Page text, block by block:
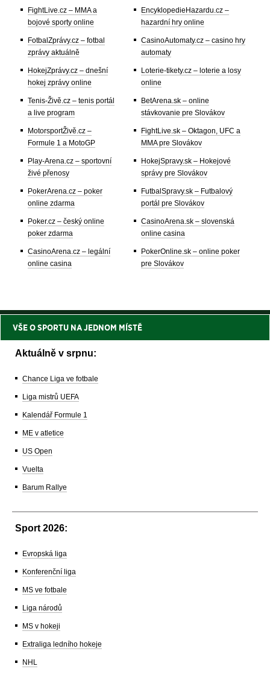
FightLive.cz – MMA a
bojové sporty online
FotbalZprávy.cz – fotbal
zprávy aktuálně
HokejZprávy.cz – dnešní
hokej zprávy online
Tenis-Živě.cz – tenis portál
a live program
MotorsportŽivě.cz –
Formule 1 a MotoGP
Play-Arena.cz – sportovní
živé přenosy
PokerArena.cz – poker
online zdarma
Poker.cz – český online
poker zdarma
CasinoArena.cz – legální
online casina
EncyklopedieHazardu.cz –
hazardní hry online
CasinoAutomaty.cz – casino hry
automaty
Loterie-tikety.cz – loterie a losy
online
BetArena.sk – online
stávkovanie pre Slovákov
FightLive.sk – Oktagon, UFC a
MMA pre Slovákov
HokejSpravy.sk – Hokejové
správy pre Slovákov
FutbalSpravy.sk – Futbalový
portál pre Slovákov
CasinoArena.sk – slovenská
online casina
PokerOnline.sk – online poker
pre Slovákov
VŠE O SPORTU NA JEDNOM MÍSTĚ
Aktuálně v srpnu:
Chance Liga ve fotbale
Liga mistrů UEFA
Kalendář Formule 1
ME v atletice
US Open
Vuelta
Barum Rallye
Sport 2026:
Evropská liga
Konferenční liga
MS ve fotbale
Liga národů
MS v hokeji
Extraliga ledního hokeje
NHL